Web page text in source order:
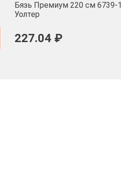
Бязь Премиум 220 см 6739-1
Уолтер
227.04 ₽